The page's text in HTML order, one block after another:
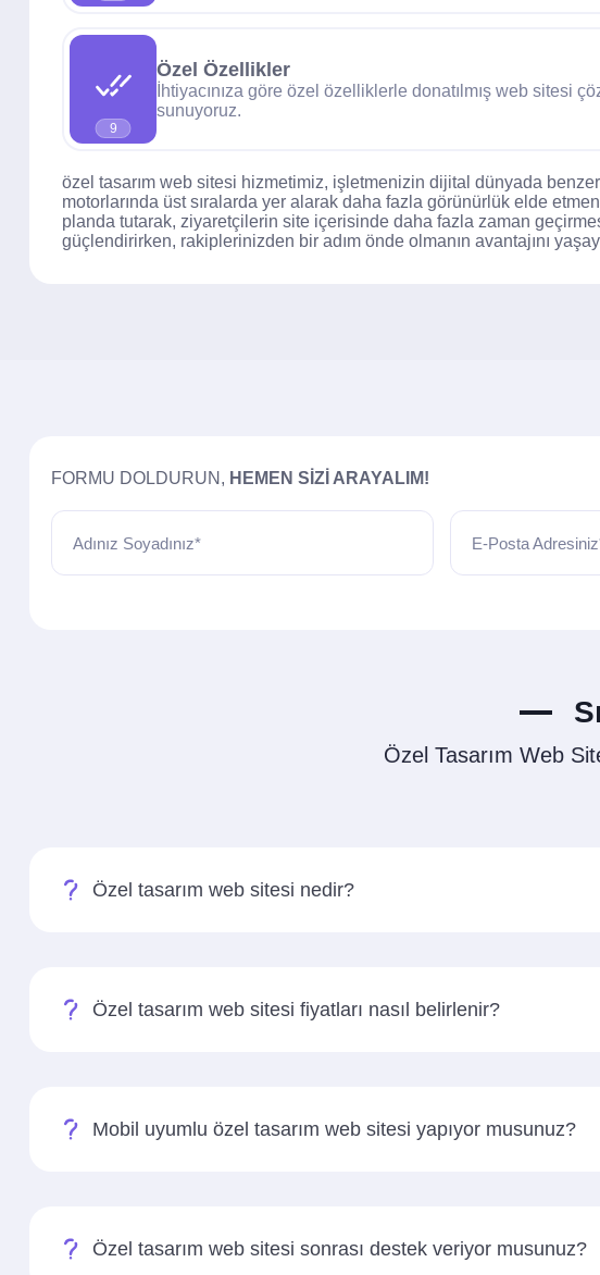
9
Özel Özellikler
İhtiyacınıza göre özel özelliklerle donatılmış web sitesi
sunuyoruz.
özel tasarım web sitesi hizmetimiz, işletmenizin dijital dünyada
motorlarında üst sıralarda yer alarak daha fazla görünürlük elde
planda tutarak, ziyaretçilerin site içerisinde daha fazla zaman
güçlendirirken, rakiplerinizden bir adım önde olmanın avantajını
FORMU DOLDURUN, HEMEN SIZI ARAYALIM!
Adınız Soyadınız* E-Posta
Özel Tasarım Web
Özel tasarım web sitesi nedir?
Özel tasarım web sitesi fiyatları nasıl belirlenir?
Mobil uyumlu özel tasarım web sitesi yapıyor musunuz?
Özel tasarım web sitesi sonrası destek veriyor musunuz?